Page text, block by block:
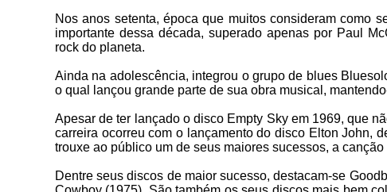
Nos anos setenta, época que muitos consideram como
importante dessa década, superado apenas por Paul
rock do planeta.
Ainda na adolescência, integrou o grupo de blues
o qual lançou grande parte de sua obra musical,
Apesar de ter lançado o disco Empty Sky em 1969, que
carreira ocorreu com o lançamento do disco Elton John,
trouxe ao público um de seus maiores sucessos, a canção
Dentre seus discos de maior sucesso, destacam-se